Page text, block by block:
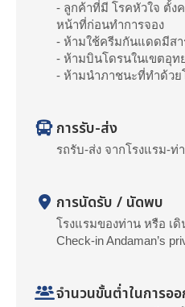
- ลูกค้าที่มี โรคหัวใจ ตั้ง
หน้าที่ก่อนทำการจอง
- ห้ามใช้ครีมกันแดดมีสา
- ห้ามบินโดรนในเขตอุท
- ห้ามนำภาชนะที่ทำด้วย
การรับ-ส่ง
รถรับ-ส่ง จากโรงแรม-ท่า
การนัดรับ / นัดพบ
โรงแรมของท่าน หรือ เดิ
Check-in Andaman’s
จำนวนขั้นต่ำในการอ